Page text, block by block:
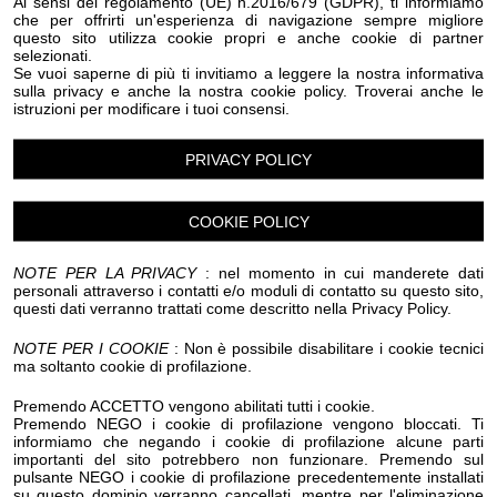
che per offrirti un'esperienza di navigazione sempre migliore
questo sito utilizza cookie propri e anche cookie di partner
selezionati.
Se vuoi saperne di più ti invitiamo a leggere la nostra informativa
sulla privacy e anche la nostra cookie policy. Troverai anche le
istruzioni per modificare i tuoi consensi.
PRIVACY POLICY
COOKIE POLICY
NOTE PER LA PRIVACY: nel momento in cui manderete dati
personali attraverso i contatti e/o moduli di contatto su questo sito,
questi dati verranno trattati come descritto nella Privacy Policy.
NOTE PER I COOKIE: Non è possibile disabilitare i cookie tecnici
ma soltanto cookie di profilazione.
Premendo ACCETTO vengono abilitati tutti i cookie.
Premendo NEGO i cookie di profilazione vengono bloccati. Ti
informiamo che negando i cookie di profilazione alcune parti
importanti del sito potrebbero non funzionare. Premendo sul
pulsante NEGO i cookie di profilazione precedentemente installati
Eventi Halloween OspedalettiEventi Halloween Perinaldo
Eventi Halloween Pietrabruna
Eventi Halloween Pieve Di Teco
Eventi Halloween Pigna
Eventi Halloween Pompeiana
Eventi Halloween Pontedassio
Eventi Halloween PornassioEventi Halloween Prela'
Eventi Halloween RanzoEventi Halloween Rezzo
Eventi Halloween Riva Ligure
Eventi Halloween Rocchetta Nervina
Eventi Halloween San Bartolomeo al Mare
Eventi Halloween San Biagio della Cima
Eventi Halloween Sanremo
Eventi Halloween Santo Stefano al Mare
Eventi Halloween SeborgaEventi Halloween Soldano
Eventi Halloween Taggia
Eventi Halloween Terzorio
Eventi Halloween TrioraEventi Halloween Vallebona
Eventi Halloween VasiaEventi Halloween Ventimiglia
Eventi Halloween Vessalico Eventi Halloween Villa Faraldi
Eventi Halloween Andora Eventi Halloween Alassio
Eventi Halloween LaiguegliaEventi Halloween Arenzano